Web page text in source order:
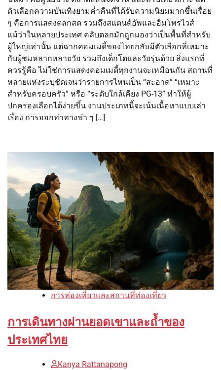
ตัวเลือกความบันเทิงยามค่ำคืนที่ได้รับความนิยมมากขึ้นเรื่อย
ๆ คือการแสดงตลกสด รวมถึงสแตนด์อัพและอิมโพรไวส์
แม้ว่าในหลายประเทศ คลับตลกมักถูกมองว่าเป็นพื้นที่สำหรับ
ผู้ใหญ่เท่านั้น แต่ฉากคอมเมดี้ของไทยกลับมีตัวเลือกที่เหมาะ
กับผู้ชมหลากหลายวัย รวมถึงเด็กโตและวัยรุ่นด้วย สิ่งแรกที่
ควรรู้คือ ไม่ใช่การแสดงคอมเมดี้ทุกงานจะเหมือนกัน สถานที่
หลายแห่งระบุชัดเจนว่ารายการไหนเป็น “สะอาด” “เหมาะ
สำหรับครอบครัว” หรือ “ระดับใกล้เคียง PG-13” ทำให้ผู้
ปกครองเลือกได้ง่ายขึ้น งานประเภทนี้จะเน้นเนื้อหาแบบเล่า
เรื่อง การออกท่าทางขำ ๆ […]
การท่องเที่ยวและสถานที่ท่องเที่ยว
การเดินทางผ่านยอดเขาและถ้ำของ
ประเทศไทย
Kanya Rattanapong